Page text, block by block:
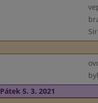
Pátek 5. 3. 2021